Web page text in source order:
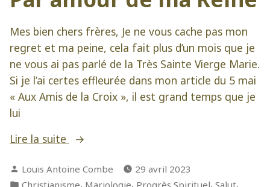
Mes bien chers frères, Je ne vous cache pas mon
regret et ma peine, cela fait plus d’un mois que je
ne vous ai pas parlé de la Très Sainte Vierge Marie.
Si je l’ai certes effleurée dans mon article du 5 mai
« Aux Amis de la Croix », il est grand temps que je
lui
Lire la suite
« Par
de
Publié
par
Louis Antoine Combe
29 avril 2023
Publié
Christianisme, Mariologie, Progrès Spirituel, Salut,